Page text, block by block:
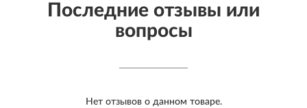
Последние отзывы или
вопросы
Нет отзывов о данном товаре.